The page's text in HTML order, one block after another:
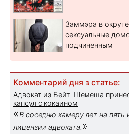
Заммэра в
сексуальные
подчиненным
Комментарий дня в статье:
Адвокат из Бейт-Шемеша
капсул с кокаином
«В соседню камеру лет на
лицензии адвоката. »